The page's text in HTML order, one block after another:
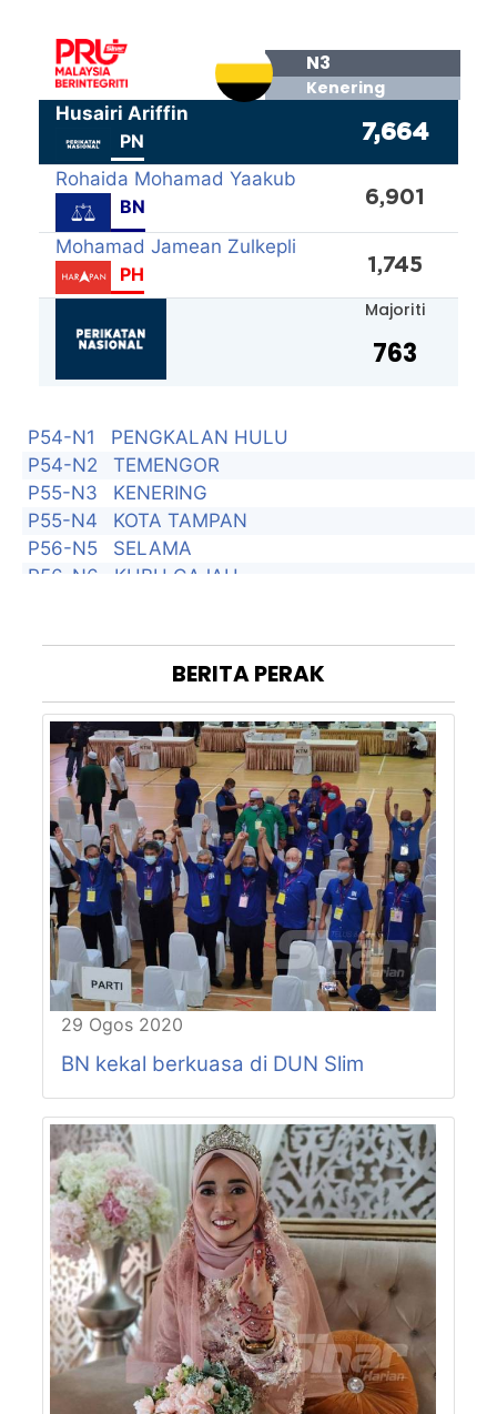
P54-N1
PENGKALAN HULU
P54-N2
TEMENGOR
P55-N3
KENERING
P55-N4
KOTA TAMPAN
P56-N5
SELAMA
P56-N6
KUBU GAJAH
ALOR PONGSU
P58-N11
GUNONG SEMANGGOL
P58-N12
SELINSING
P59-N13
KUALA SEPETANG
P59-N14
CHANGKAT JERING
P59-N15
TRONG
P60-N16
KAMUNTING
P60-N17
POKOK ASSAM
P60-N18
AULONG
P61-N19
CHENDEROH
P61-N20
LUBOK MERBAU
P62-N21
LINTANG
P62-N22
JALONG
P63-N24
HULU KINTA
P64-N25
CANNING
P64-N26
TEBING TINGGI
P64-N27
PASIR PINJI
P65-N28
BERCHAM
P65-N29
KEPAYANG
P65-N30
BUNTONG
P66-N31
JELAPANG
P66-N32
MENGLEMBU
P66-N33
TRONOH
P67-N34
BUKIT CHANDAN
P67-N35
MANONG
PENGKALAN BAHARU
N3
Kenering
Husairi Ariffin
PN
7,664
Rohaida Mohamad Yaakub
BN
6,901
Mohamad Jamean Zulkepli
PH
1,745
Majoriti
763
BERITAPERAK
29 Ogos 2020
BN kekal berkuasa di DUN Slim